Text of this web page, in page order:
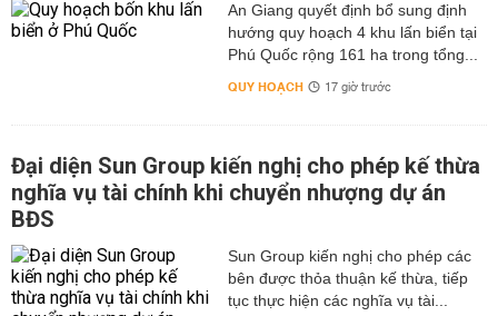
An Giang quyết định bổ sung định
hướng quy hoạch 4 khu lấn biển tại
Phú Quốc rộng 161 ha trong tổng...
QUY HOẠCH 17 giờ trước
Đại diện Sun Group kiến nghị cho phép kế thừa
nghĩa vụ tài chính khi chuyển nhượng dự án
BĐS
Sun Group kiến nghị cho phép các
bên được thỏa thuận kế thừa, tiếp
tục thực hiện các nghĩa vụ tài...